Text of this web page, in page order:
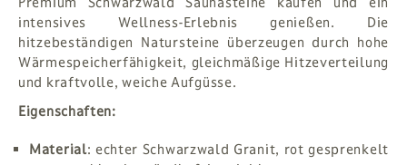
intensives Wellness-Erlebnis genießen. Die
hitzebeständigen Natursteine überzeugen durch hohe
Wärmespeicherfähigkeit, gleichmäßige Hitzeverteilung
und kraftvolle, weiche Aufgüsse.
Eigenschaften:
Material: echter Schwarzwald Granit, rot gesprenkelt